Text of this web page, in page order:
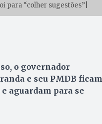
para “colher sugestões”|
o governador
e seu PMDB ficam
aguardam para se